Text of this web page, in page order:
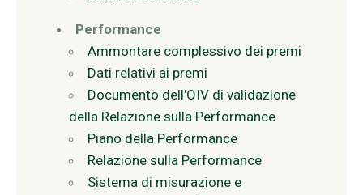
Performance
Ammontare complessivo dei premi
Dati relativi ai premi
Documento dell'OIV di validazione
della Relazione sulla Performance
Piano della Performance
Relazione sulla Performance
Sistema di misurazione e